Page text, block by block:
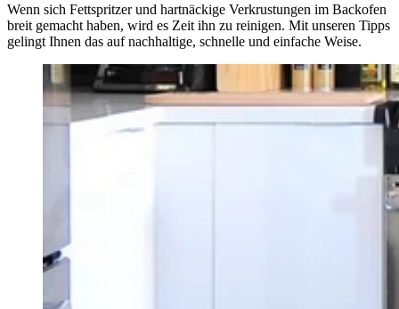
Wenn sich Fettspritzer und hartnäckige Verkrustungen im Backofen
breit gemacht haben, wird es Zeit ihn zu reinigen. Mit unseren Tipps
gelingt Ihnen das auf nachhaltige, schnelle und einfache Weise.